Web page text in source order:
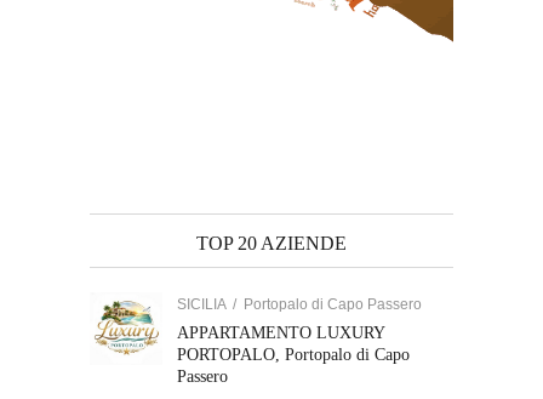
TOP 20 AZIENDE
SICILIA / Portopalo di Capo Passero
APPARTAMENTO LUXURY
PORTOPALO, Portopalo di Capo
Passero